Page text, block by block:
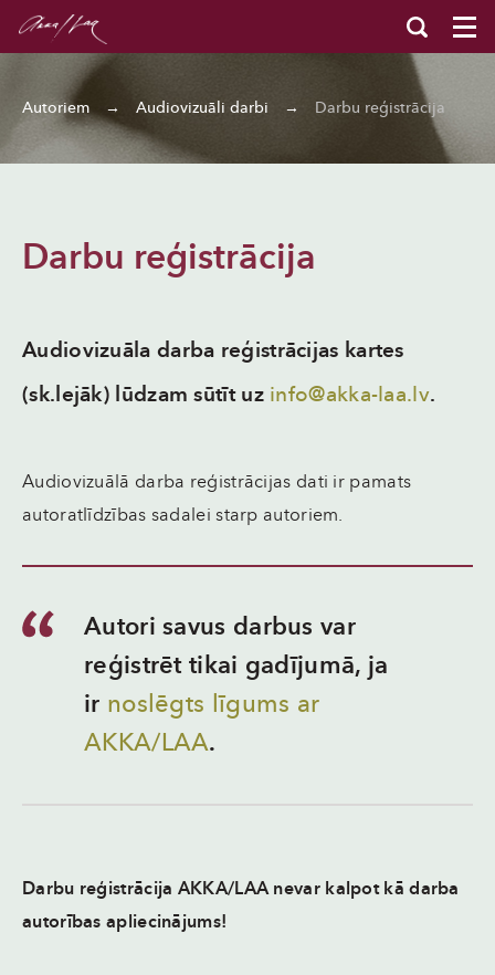
Autoriem → Audiovizuāli darbi → Darbu reģistrācija
Darbu reģistrācija
Audiovizuāla darba reģistrācijas kartes
(sk.lejāk) lūdzam sūtīt uz info@akka-laa.lv.
Audiovizuālā darba reģistrācijas dati ir pamats
autoratlīdzības sadalei starp autoriem.
Autori savus darbus var
reģistrēt tikai gadījumā, ja
ir noslēgts līgums ar
AKKA/LAA.
Darbu reģistrācija AKKA/LAA nevar kalpot kā darba
autorības apliecinājums!